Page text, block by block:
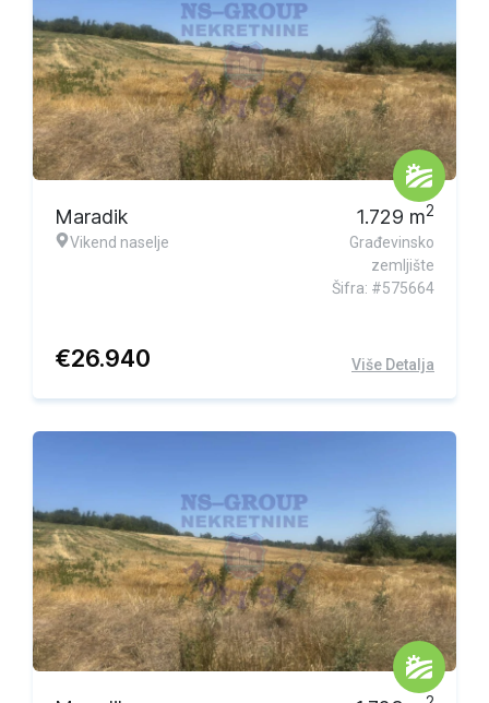
Maradik
Vikend naselje
1.729 m2
Građevinsko
zemljište
Šifra: #575664
€26.940 Više Detalja